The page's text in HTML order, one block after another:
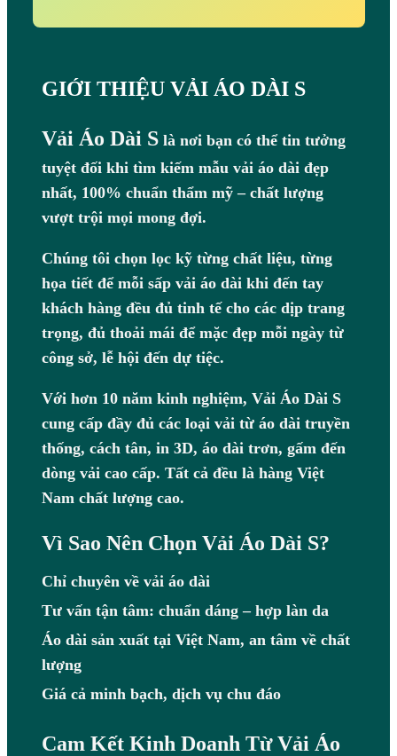
GIỚI THIỆU VẢI ÁO DÀI S
Vải Áo Dài Slà nơi bạn có thể tin tưởng
tuyệt đối khi tìm kiếm mẫu vải áo dài đẹp
nhất, 100% chuẩn thẩm mỹ – chất lượng
vượt trội mọi mong đợi.
Chúng tôi chọn lọc kỹ từng chất liệu, từng
họa tiết để mỗi sấp vải áo dài khi đến tay
khách hàng đều đủ tinh tế cho các dịp trang
trọng, đủ thoải mái để mặc đẹp mỗi ngày từ
công sở, lễ hội đến dự tiệc.
Với hơn 10 năm kinh nghiệm, Vải Áo Dài S
cung cấp đầy đủ các loại vải từ áo dài truyền
thống, cách tân, in 3D, áo dài trơn, gấm đến
dòng vải cao cấp. Tất cả đều là hàng Việt
Nam chất lượng cao.
Vì Sao Nên Chọn Vải Áo Dài S?
Chỉ chuyên về vải áo dài
Tư vấn tận tâm: chuẩn dáng – hợp làn da
Áo dài sản xuất tại Việt Nam, an tâm về chất
lượng
Giá cả minh bạch, dịch vụ chu đáo
Cam Kết Kinh Doanh Từ Vải Áo